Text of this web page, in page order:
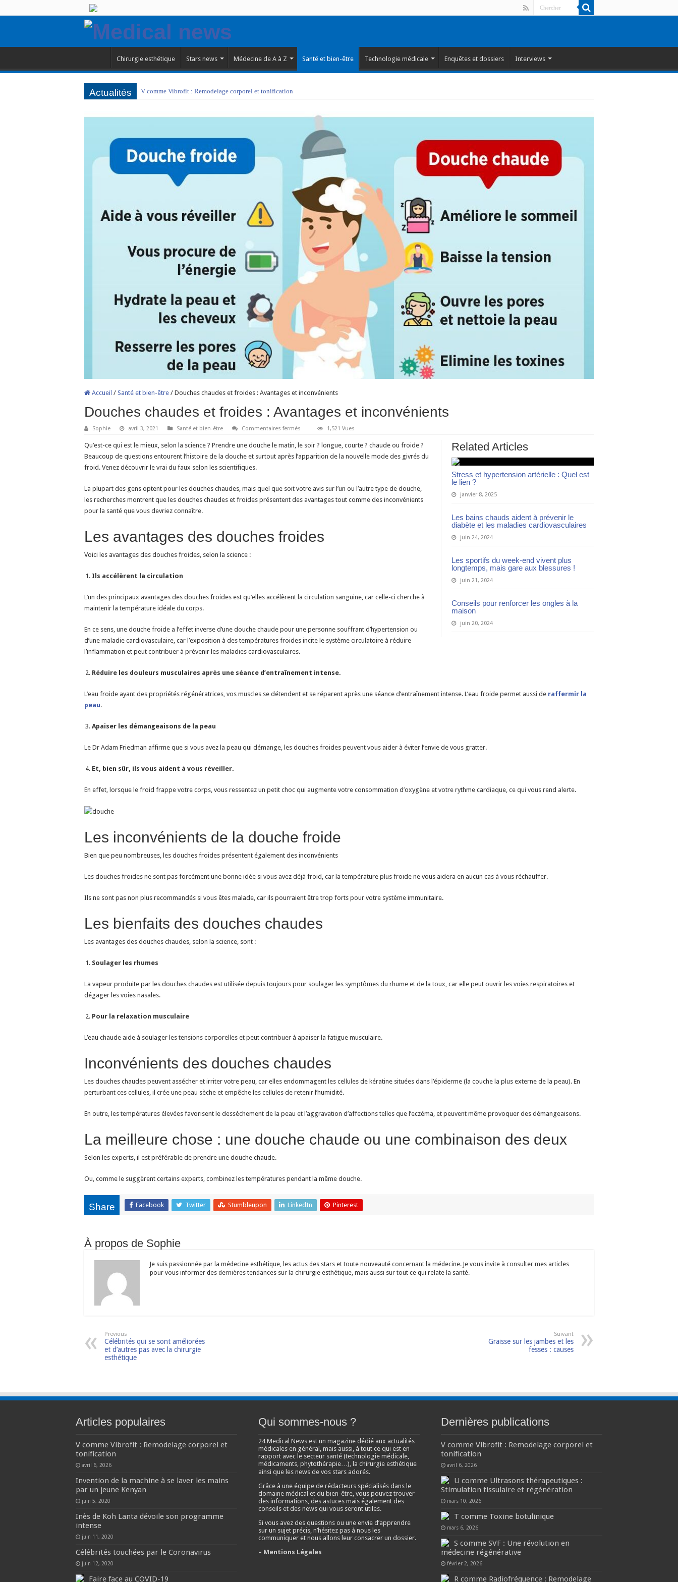
Chirurgie esthétique Stars news Médecine de A à Z Santé et bien-être Technologie médicale Enquêtes et dossiers Interviews
Actualités V comme Vibrofit : Remodelage corporel et tonification
Accueil / Santé et bien-être / Douches chaudes et froides : Avantages et inconvénients
Douches chaudes et froides : Avantages et inconvénients
Sophie avril 3, 2021 Santé et bien-être Commentaires fermés
chaudes
et
froides
1,521 Vues
Related Articles
Stress et hypertension artérielle : Quel est
le lien ?
janvier 8, 2025
Les bains chauds aident à prévenir le
diabète et les maladies cardiovasculaires
juin 24, 2024
Les sportifs du week-end vivent plus
longtemps, mais gare aux blessures !
juin 21, 2024
Conseils pour renforcer les ongles à la
maison
juin 20, 2024
Qu’est-ce qui est le mieux, selon la science ? Prendre une douche le matin, le soir ? longue, courte ? chaude ou froide ?
Beaucoup de questions entourent l’histoire de la douche et surtout après l’apparition de la nouvelle mode des givrés du
froid. Venez découvrir le vrai du faux selon les scientifiques.
La plupart des gens optent pour les douches chaudes, mais quel que soit votre avis sur l’un ou l’autre type de douche,
les recherches montrent que les douches chaudes et froides présentent des avantages tout comme des inconvénients
pour la santé que vous devriez connaître.
Les avantages des douches froides
Voici les avantages des douches froides, selon la science :
Ils accélèrent la circulation
L’un des principaux avantages des douches froides est qu’elles accélèrent la circulation sanguine, car celle-ci cherche à
maintenir la température idéale du corps.
En ce sens, une douche froide a l’effet inverse d’une douche chaude pour une personne souffrant d’hypertension ou
d’une maladie cardiovasculaire, car l’exposition à des températures froides incite le système circulatoire à réduire
l’inflammation et peut contribuer à prévenir les maladies cardiovasculaires.
Réduire les douleurs musculaires après une séance d’entraînement intense.
L’eau froide ayant des propriétés régénératrices, vos muscles se détendent et se réparent après une séance d’entraînement intense. L’eau froide permet aussi de raffermir la
peau.
Apaiser les démangeaisons de la peau
Le Dr Adam Friedman affirme que si vous avez la peau qui démange, les douches froides peuvent vous aider à éviter l’envie de vous gratter.
Et, bien sûr, ils vous aident à vous réveiller.
En effet, lorsque le froid frappe votre corps, vous ressentez un petit choc qui augmente votre consommation d’oxygène et votre rythme cardiaque, ce qui vous rend alerte.
Les inconvénients de la douche froide
Bien que peu nombreuses, les douches froides présentent également des inconvénients
Les douches froides ne sont pas forcément une bonne idée si vous avez déjà froid, car la température plus froide ne vous aidera en aucun cas à vous réchauffer.
Ils ne sont pas non plus recommandés si vous êtes malade, car ils pourraient être trop forts pour votre système immunitaire.
Les bienfaits des douches chaudes
Les avantages des douches chaudes, selon la science, sont :
Soulager les rhumes
La vapeur produite par les douches chaudes est utilisée depuis toujours pour soulager les symptômes du rhume et de la toux, car elle peut ouvrir les voies respiratoires et
dégager les voies nasales.
Pour la relaxation musculaire
L’eau chaude aide à soulager les tensions corporelles et peut contribuer à apaiser la fatigue musculaire.
Inconvénients des douches chaudes
Les douches chaudes peuvent assécher et irriter votre peau, car elles endommagent les cellules de kératine situées dans l’épiderme (la couche la plus externe de la peau). En
perturbant ces cellules, il crée une peau sèche et empêche les cellules de retenir l’humidité.
En outre, les températures élevées favorisent le dessèchement de la peau et l’aggravation d’affections telles que l’eczéma, et peuvent même provoquer des démangeaisons.
La meilleure chose : une douche chaude ou une combinaison des deux
Selon les experts, il est préférable de prendre une douche chaude.
Ou, comme le suggèrent certains experts, combinez les températures pendant la même douche.
Share Facebook Twitter Stumbleupon LinkedIn Pinterest
À propos de Sophie
Je suis passionnée par la médecine esthétique, les actus des stars et toute nouveauté concernant la médecine. Je vous invite à consulter mes articles
pour vous informer des dernières tendances sur la chirurgie esthétique, mais aussi sur tout ce qui relate la santé.
Previous
Célébrités qui se sont améliorées
et d’autres pas avec la chirurgie
esthétique
Suivant
Graisse sur les jambes et les
fesses : causes
Articles populaires
V comme Vibrofit : Remodelage corporel et
tonification
avril 6, 2026
Invention de la machine à se laver les mains
par un jeune Kenyan
juin 5, 2020
Inès de Koh Lanta dévoile son programme
intense
juin 11, 2020
Célébrités touchées par le Coronavirus
juin 12, 2020
Faire face au COVID-19
Qui sommes-nous ?
24 Medical News est un magazine dédié aux actualités
médicales en général, mais aussi, à tout ce qui est en
rapport avec le secteur santé (technologie médicale,
médicaments, phytothérapie…), la chirurgie esthétique
ainsi que les news de vos stars adorés.
Grâce à une équipe de rédacteurs spécialisés dans le
domaine médical et du bien-être, vous pouvez trouver
des informations, des astuces mais également des
conseils et des news qui vous seront utiles.
Si vous avez des questions ou une envie d’apprendre
sur un sujet précis, n’hésitez pas à nous les
communiquer et nous allons leur consacrer un dossier.
– Mentions Légales
Dernières publications
V comme Vibrofit : Remodelage corporel et
tonification
avril 6, 2026
U comme Ultrasons thérapeutiques :
Stimulation tissulaire et régénération
mars 10, 2026
T comme Toxine botulinique
mars 6, 2026
S comme SVF : Une révolution en
médecine régénérative
février 2, 2026
R comme Radiofréquence : Remodelage